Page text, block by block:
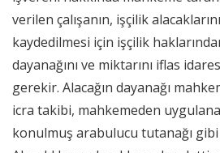
verilen çalışanın, işçilik
kaydedilmesi için işçilik
dayanağını ve miktarını iflas
gerekir. Alacağın dayanağı
icra takibi, mahkemeden
konulmuş arabulucu tutanağı